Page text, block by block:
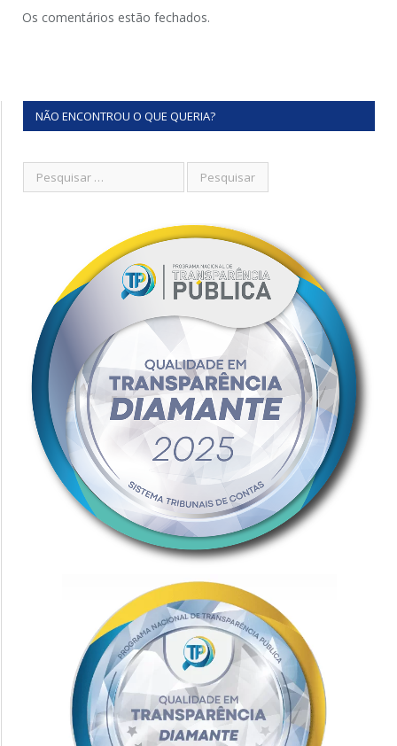
Os comentários estão fechados.
NÃO ENCONTROU O QUE QUERIA?